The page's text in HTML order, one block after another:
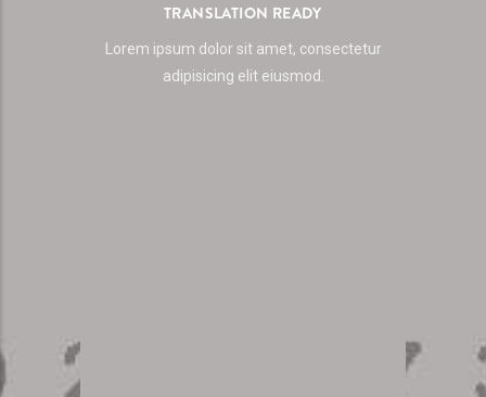
TRANSLATION READY
Lorem ipsum dolor sit amet, consectetur
adipisicing elit eiusmod.